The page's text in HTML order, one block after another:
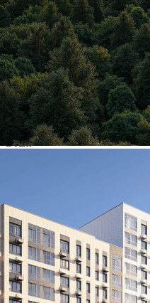
Характеристики помещения
№ объявления
125431
Дата размещения
09.08.2026
Город
Химки
Адрес
Ивакино квартал, д.1
Расположено
Этаж
Не указано
Назначение
Не указано
Размер площади (м2)
2.6
Цена за помещение
391 300 руб.
О помещении